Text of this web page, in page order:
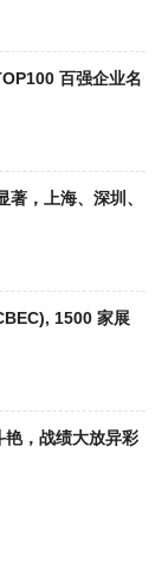
百强企业名
，上海、深圳、
1500 家展
艳，战绩大放异彩